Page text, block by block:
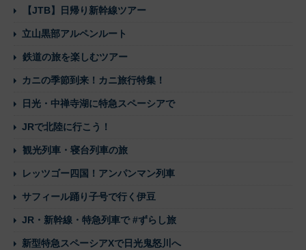
【JTB】日帰り新幹線ツアー
立山黒部アルペンルート
鉄道の旅を楽しむツアー
カニの季節到来！カニ旅行特集！
日光・中禅寺湖に特急スペーシアで
JRで北陸に行こう！
観光列車・寝台列車の旅
レッツゴー四国！アンパンマン列車
サフィール踊り子号で行く伊豆
JR・新幹線・特急列車で #ずらし旅
新型特急スペーシアXで日光鬼怒川へ